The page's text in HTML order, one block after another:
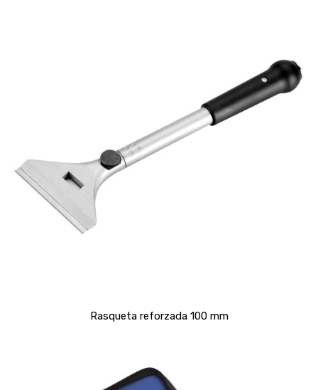
Rasqueta reforzada 100 mm